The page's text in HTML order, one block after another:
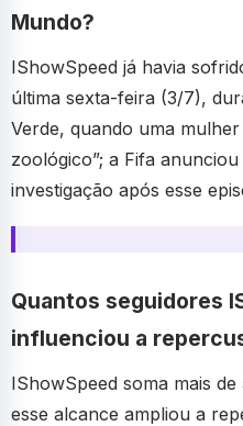
Mundo?
IShowSpeed já havia
última sexta-feira (3/7),
Verde, quando uma
zoológico”; a Fifa
investigação após esse
Quantos seguidores
influenciou a
IShowSpeed soma mais
esse alcance ampliou a